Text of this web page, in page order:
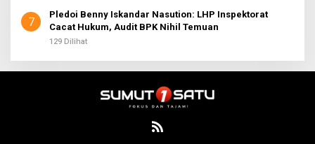
7
Pledoi Benny Iskandar Nasution: LHP Inspektorat
Cacat Hukum, Audit BPK Nihil Temuan
129 Dilihat